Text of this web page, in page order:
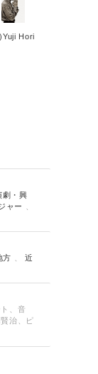
Hori
劇・興
ャー
方 、近
、音
治、ピ